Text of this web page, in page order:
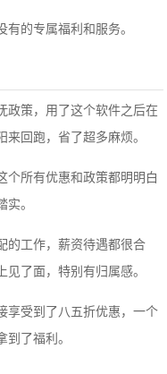
的专属福利和服务。
政策，用了这个软件之后在
回跑，省了超多麻烦。
个所有优惠和政策都明明白
。
的工作，薪资待遇都很合
了面，特别有归属感。
享受到了八五折优惠，一个
了福利。